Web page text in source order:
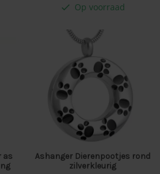
check Op voorraad
as
Ashanger Dierenpootjes rond
zilverkleurig